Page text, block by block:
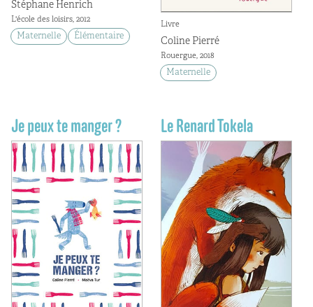
Stéphane Henrich
L'école des loisirs, 2012
Maternelle Élémentaire
Livre
Coline Pierré
Rouergue, 2018
Maternelle
Je peux te manger ? Le Renard Tokela